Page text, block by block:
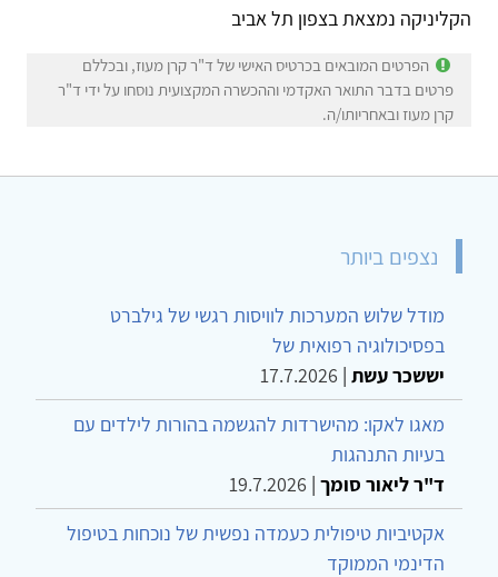
הקליניקה נמצאת בצפון תל אביב
הפרטים המובאים בכרטיס האישי של ד"ר קרן מעוז, ובכללם
פרטים בדבר התואר האקדמי וההכשרה המקצועית נוסחו על ידי ד"ר
קרן מעוז ובאחריותו/ה.
נצפים ביותר
מודל שלוש המערכות לוויסות רגשי של גילברט
בפסיכולוגיה רפואית של
יששכר עשת |
17.7.2026
מאגו לאקו: מהישרדות להגשמה בהורות לילדים עם
בעיות התנהגות
ד"ר ליאור סומך |
19.7.2026
אקטיביות טיפולית כעמדה נפשית של נוכחות בטיפול
הדינמי הממוקד